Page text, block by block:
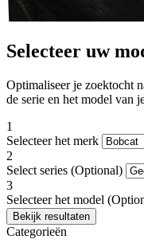
Selecteer uw
Optimaliseer je zoektocht
de serie en het model van
1
Selecteer het merk
2
Select series (Optional)
3
Selecteer het model
Categorieën